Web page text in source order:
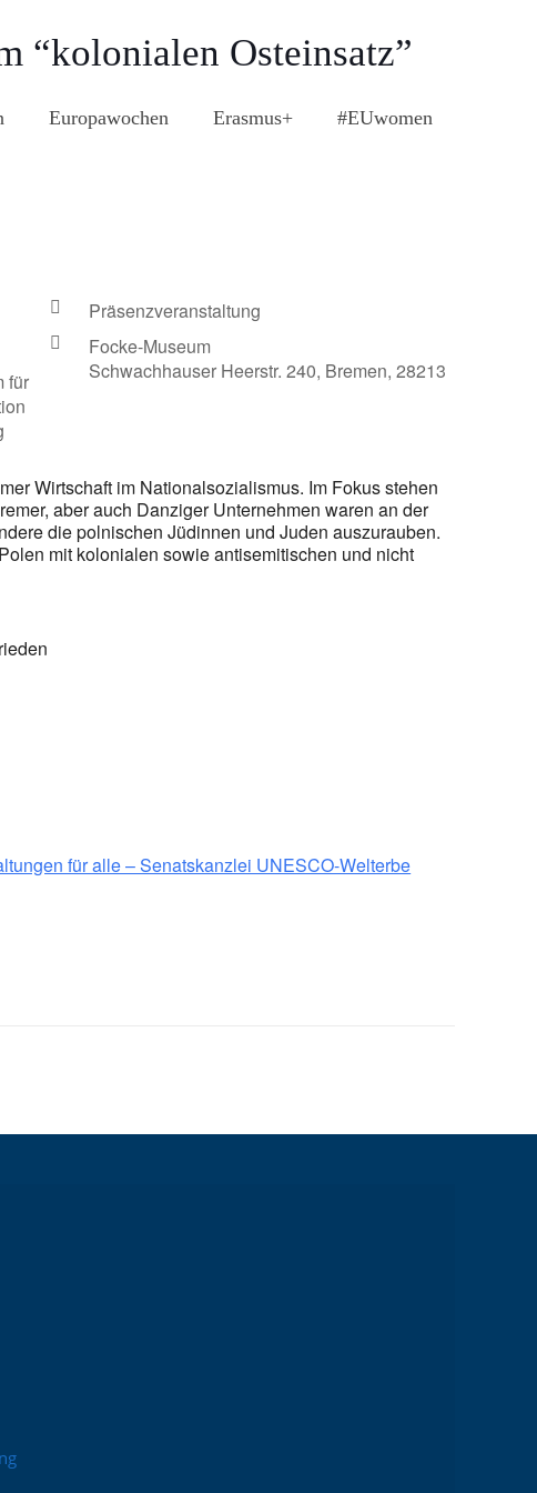
Europawochen Erasmus+ #EUwomen
“kolonialen Osteinsatz”
für
Präsenzveranstaltung
Focke-Museum
Schwachhauser Heerstr. 240, Bremen, 28213
Wirtschaft im Nationalsozialismus. Im Fokus stehen
aber auch Danziger Unternehmen waren an der
die polnischen Jüdinnen und Juden auszurauben.
mit kolonialen sowie antisemitischen und nicht
für alle – Senatskanzlei UNESCO-Welterbe